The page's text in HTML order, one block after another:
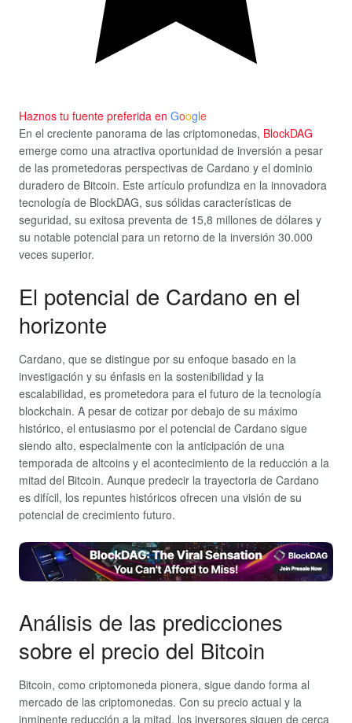
Haznos tu fuente preferida en Google
En el creciente panorama de las criptomonedas, BlockDAG
emerge como una atractiva oportunidad de inversión a pesar
de las prometedoras perspectivas de Cardano y el dominio
duradero de Bitcoin. Este artículo profundiza en la innovadora
tecnología de BlockDAG, sus sólidas características de
seguridad, su exitosa preventa de 15,8 millones de dólares y
su notable potencial para un retorno de la inversión 30.000
veces superior.
El potencial de Cardano en el
horizonte
Cardano, que se distingue por su enfoque basado en la
investigación y su énfasis en la sostenibilidad y la
escalabilidad, es prometedora para el futuro de la tecnología
blockchain. A pesar de cotizar por debajo de su máximo
histórico, el entusiasmo por el potencial de Cardano sigue
siendo alto, especialmente con la anticipación de una
temporada de altcoins y el acontecimiento de la reducción a la
mitad del Bitcoin. Aunque predecir la trayectoria de Cardano
es difícil, los repuntes históricos ofrecen una visión de su
potencial de crecimiento futuro.
Análisis de las predicciones
sobre el precio del Bitcoin
Bitcoin, como criptomoneda pionera, sigue dando forma al
mercado de las criptomonedas. Con su precio actual y la
inminente reducción a la mitad, los inversores siguen de cerca